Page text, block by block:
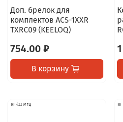
Доп. брелок для
комплектов ACS-1XXR
TXRC09 (KEELOQ)
754.00 ₽
В корзину
RF 433 Мгц